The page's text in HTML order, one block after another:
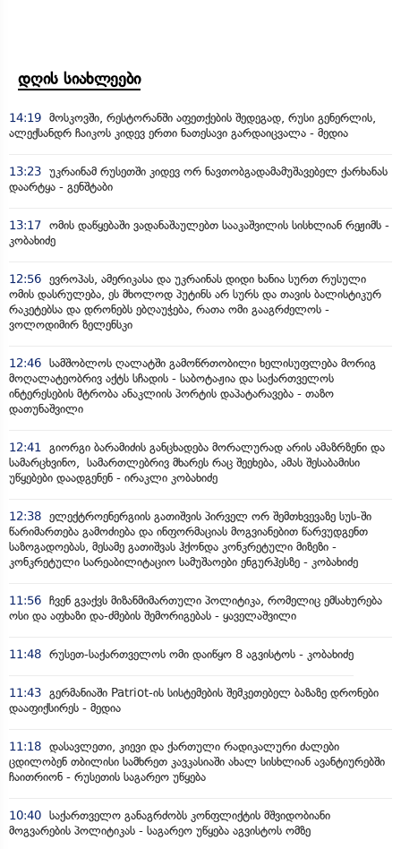
დღის სიახლეები
14:19 მოსკოვში, რესტორანში აფეთქების შედეგად, რუსი გენერლის,
ალექსანდრ ჩაიკოს კიდევ ერთი ნათესავი გარდაიცვალა - მედია
13:23 უკრაინამ რუსეთში კიდევ ორ ნავთობგადამამუშავებელ ქარხანას
დაარტყა - გენშტაბი
13:17 ომის დაწყებაში ვადანაშაულებთ სააკაშვილის სისხლიან რეჟიმს -
კობახიძე
12:56 ევროპას, ამერიკასა და უკრაინას დიდი ხანია სურთ რუსული
ომის დასრულება, ეს მხოლოდ პუტინს არ სურს და თავის ბალისტიკურ
რაკეტებსა და დრონებს ებღაუჭება, რათა ომი გააგრძელოს -
ვოლოდიმირ ზელენსკი
12:46 სამშობლოს ღალატში გამოწრთობილი ხელისუფლება მორიგ
მოღალატეობრივ აქტს სჩადის - საბოტაჟია და საქართველოს
ინტერესების მტრობა ანაკლიის პორტის დაპატარავება - თაზო
დათუნაშვილი
12:41
გიორგი ბარამიძის განცხადება მორალურად არის ამაზრზენი და
სამარცხვინო, სამართლებრივ მხარეს რაც შეეხება, ამას შესაბამისი
უწყებები დაადგენენ - ირაკლი კობახიძე
12:38 ელექტროენერგიის გათიშვის პირველ ორ შემთხვევაზე სუს-ში
წარიმართება გამოძიება და ინფორმაციას მოგვიანებით წარვუდგენთ
საზოგადოებას, მესამე გათიშვას ჰქონდა კონკრეტული მიზეზი -
კონკრეტული სარეაბილიტაციო სამუშაოები ენგურჰესზე - კობახიძე
11:56 ჩვენ გვაქვს მიზანმიმართული პოლიტიკა, რომელიც ემსახურება
ოსი და აფხაზი და-ძმების შემორიგებას - ყაველაშვილი
11:48 რუსეთ-საქართველოს ომი დაიწყო 8 აგვისტოს - კობახიძე
11:43 გერმანიაში Patriot-ის სისტემების შემკეთებელ ბაზაზე დრონები
დააფიქსირეს - მედია
11:18 დასავლეთი, კიევი და ქართული რადიკალური ძალები
ცდილობენ თბილისი სამხრეთ კავკასიაში ახალ სისხლიან ავანტიურებში
ჩაითრიონ - რუსეთის საგარეო უწყება
10:40 საქართველო განაგრძობს კონფლიქტის მშვიდობიანი
მოგვარების პოლიტიკას - საგარეო უწყება აგვისტოს ომზე